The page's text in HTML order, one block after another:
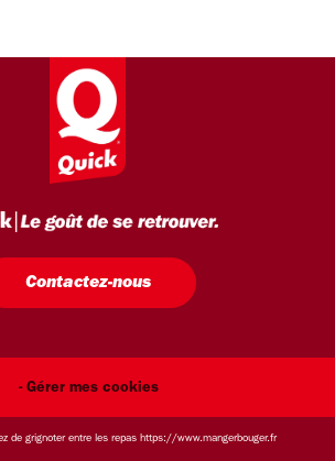
Contactez-nous
- Gérer mes cookies
de grignoter entre les repas https://www.mangerbouger.fr